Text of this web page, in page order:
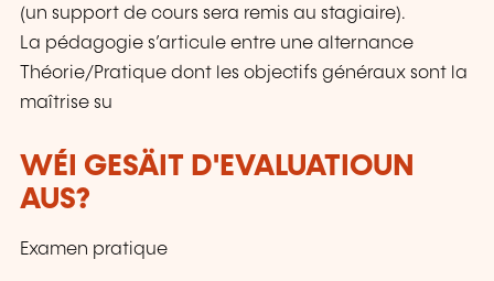
(un support de cours sera remis au stagiaire).
La pédagogie s’articule entre une alternance
Théorie/Pratique dont les objectifs généraux sont la
maîtrise su
WÉI GESÄIT D'EVALUATIOUN
AUS?
Examen pratique